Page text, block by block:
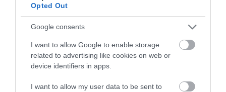
Opted Out
Google consents
I want to allow Google to enable storage
related to advertising like cookies on web or
device identifiers in apps.
I want to allow my user data to be sent to